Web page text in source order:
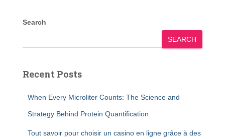
Search
SEARCH
Recent Posts
When Every Microliter Counts: The Science and
Strategy Behind Protein Quantification
Tout savoir pour choisir un casino en ligne grâce à des